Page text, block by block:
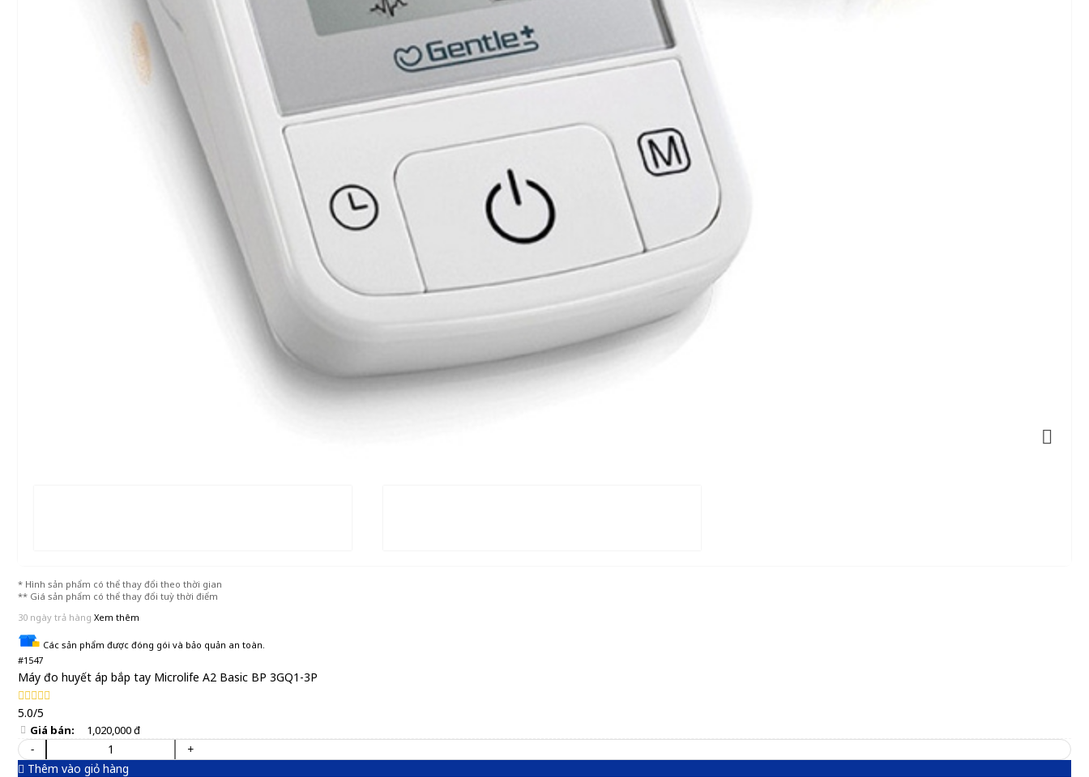
* Hình sản phẩm có thể thay đổi theo thời gian
** Giá sản phẩm có thể thay đổi tuỳ thời điểm
30 ngày trả hàng Xem thêm
Các sản phẩm được đóng gói và bảo quản an toàn.
#1547
Máy đo huyết áp bắp tay Microlife A2 Basic BP 3GQ1-3P
5.0/5
Giá bán: 1,020,000 đ
-
+
Thêm vào giỏ hàng